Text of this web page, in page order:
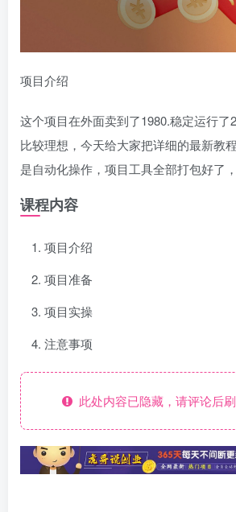
项目介绍
这个项目在外面卖到了1980.稳定运行了
比较理想，今天给大家把详细的最新教
是自动化操作，项目工具全部打包好了
课程内容
项目介绍
项目准备
项目实操
注意事项
此处内容已隐藏，请评论后